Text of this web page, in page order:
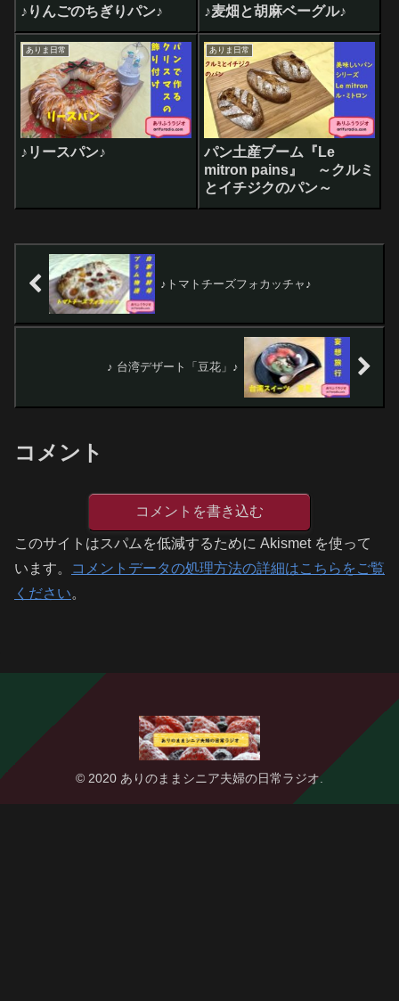
♪りんごのちぎりパン♪ ♪麦畑と胡麻ベーグル♪
ありま日常
♪リースパン♪
ありま日常
パン土産ブーム『Le
mitron pains』 ～クルミ
とイチジクのパン～
♪トマトチーズフォカッチャ♪
♪ 台湾デザート「豆花」♪
コメント
コメントを書き込む
このサイトはスパムを低減するために Akismet を使って
います。
コメントデータの処理方法の詳細はこちらをご覧
ください。
© 2020 ありのままシニア夫婦の日常ラジオ.